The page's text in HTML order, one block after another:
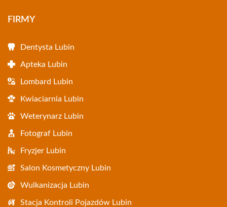
FIRMY
Dentysta Lubin
Apteka Lubin
Lombard Lubin
Kwiaciarnia Lubin
Weterynarz Lubin
Fotograf Lubin
Fryzjer Lubin
Salon Kosmetyczny Lubin
Wulkanizacja Lubin
Stacja Kontroli Pojazdów Lubin